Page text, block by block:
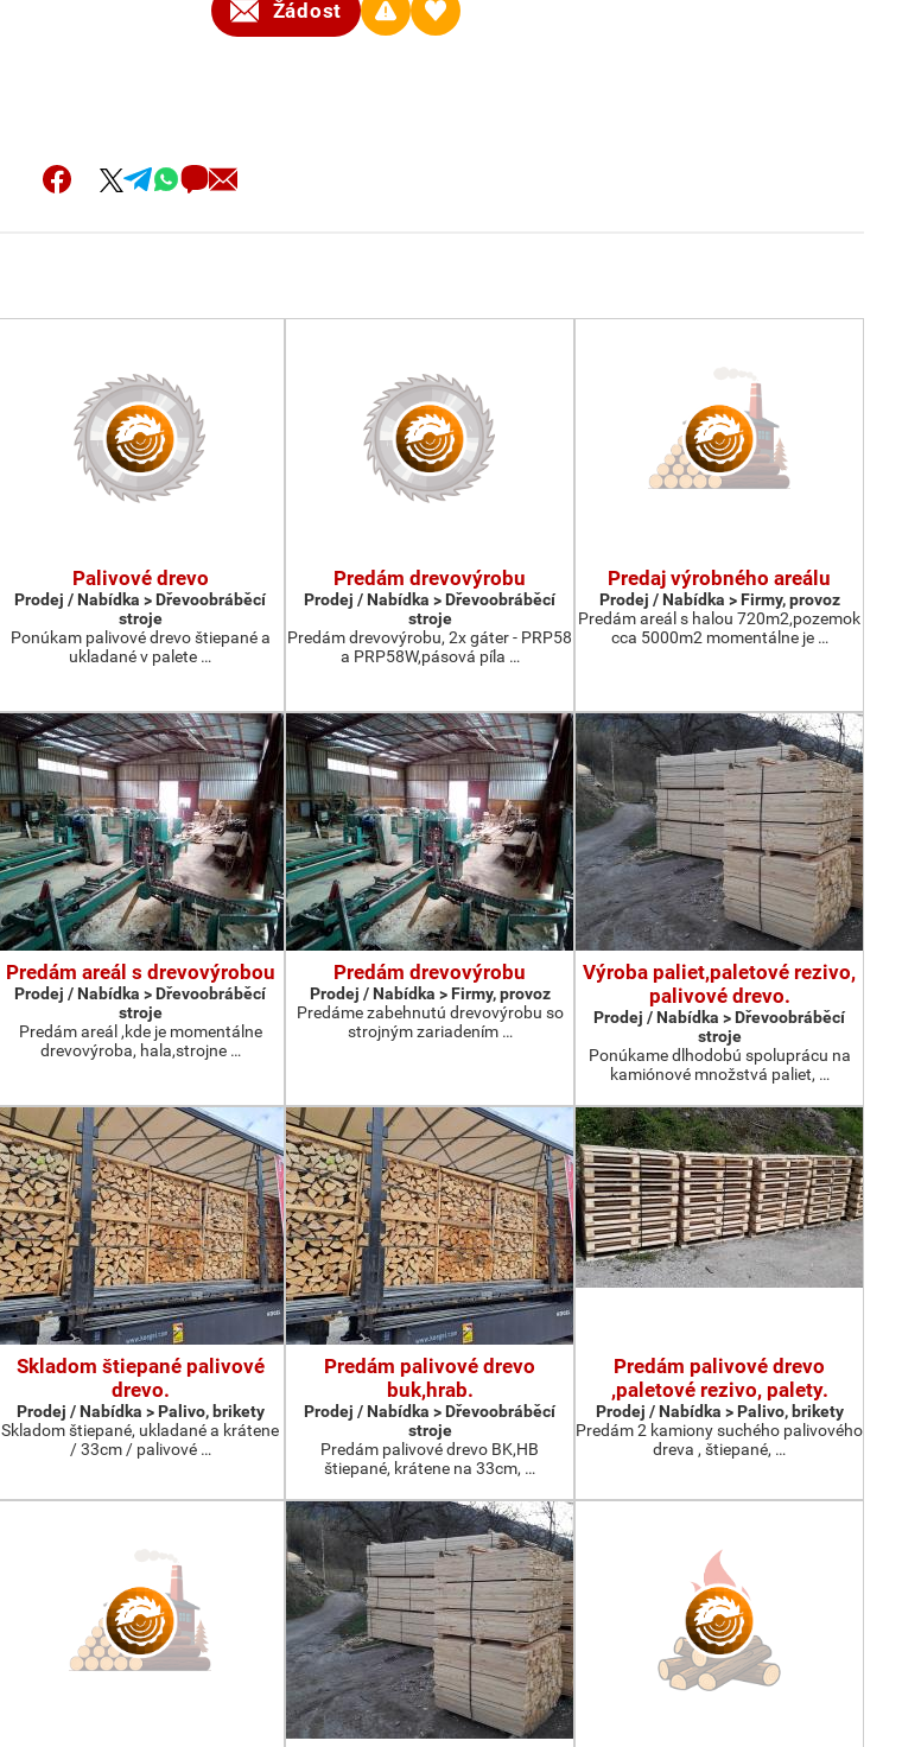
Žádost
Palivové drevo
Prodej / Nabídka > Dřevoobráběcí
stroje
Ponúkam palivové drevo štiepané a
ukladané v palete …
Predám drevovýrobu
Prodej / Nabídka > Dřevoobráběcí
stroje
Predám drevovýrobu, 2x gáter - PRP58
a PRP58W,pásová píla …
Predaj výrobného areálu
Prodej / Nabídka > Firmy, provoz
Predám areál s halou 720m2,pozemok
cca 5000m2 momentálne je …
Predám areál s drevovýrobou
Prodej / Nabídka > Dřevoobráběcí
stroje
Predám areál ,kde je momentálne
drevovýroba, hala,strojne …
Predám drevovýrobu
Prodej / Nabídka > Firmy, provoz
Predáme zabehnutú drevovýrobu so
strojným zariadením …
Výroba paliet,paletové rezivo,
palivové drevo.
Prodej / Nabídka > Dřevoobráběcí
stroje
Ponúkame dlhodobú spoluprácu na
kamiónové množstvá paliet, …
Skladom štiepané palivové
drevo.
Prodej / Nabídka > Palivo, brikety
Skladom štiepané, ukladané a krátene
/ 33cm / palivové …
Predám palivové drevo
buk,hrab.
Prodej / Nabídka > Dřevoobráběcí
stroje
Predám palivové drevo BK,HB
štiepané, krátene na 33cm, …
Predám palivové drevo
,paletové rezivo, palety.
Prodej / Nabídka > Palivo, brikety
Predám 2 kamiony suchého palivového
dreva , štiepané, …